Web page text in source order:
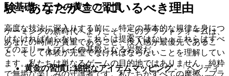
1. 基礎：三つの黄金の習慣
高度な技法に深入りする前に、特定の基本的な規律を身につ
けなければならない。これらは提案ではない；これらはすべ
てのエリートプレイの基盤となる岩盤だ。
黄金の習慣1: 綿密なアイテムマッピング- 「ベンディ
験：あなたがここにいるべき理由
ゲーミングの新時代へようこそ。このプラットフォームは、
あなたの時間が貴重であること、没入感が最優先であるこ
と、そして体験が完璧でなければならないことを理解してい
ます。私たちは単なるゲームの目的地ではありません。純粋
で無垢な楽しみの守護者です。私たちがすべての摩擦、フラ